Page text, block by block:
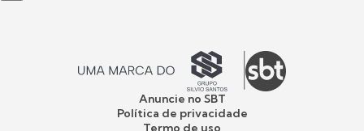
Anuncie no SBT
Política de privacidade
Termo de uso